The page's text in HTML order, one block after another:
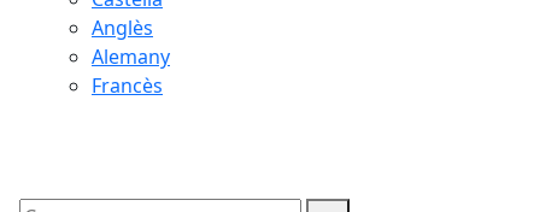
Anglès
Alemany
Francès